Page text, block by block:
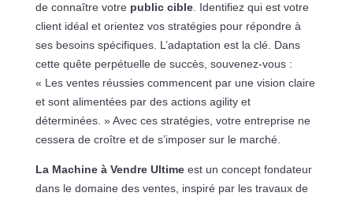
de connaître votre public cible. Identifiez qui est votre
client idéal et orientez vos stratégies pour répondre à
ses besoins spécifiques. L’adaptation est la clé. Dans
cette quête perpétuelle de succès, souvenez-vous :
« Les ventes réussies commencent par une vision claire
et sont alimentées par des actions agility et
déterminées. » Avec ces stratégies, votre entreprise ne
cessera de croître et de s’imposer sur le marché.
La Machine à Vendre Ultimeest un concept fondateur
dans le domaine des ventes, inspiré par les travaux de